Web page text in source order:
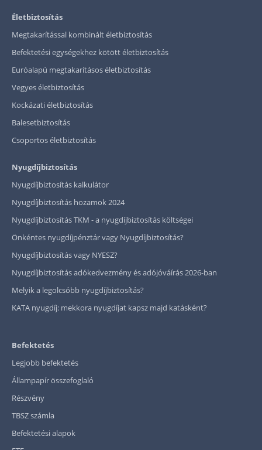
Életbiztosítás
Megtakarítással kombinált életbiztosítás
Befektetési egységekhez kötött életbiztosítás
Euróalapú megtakarításos életbiztosítás
Vegyes életbiztosítás
Kockázati életbiztosítás
Balesetbiztosítás
Csoportos életbiztosítás
Nyugdíjbiztosítás
Nyugdíjbiztosítás kalkulátor
Nyugdíjbiztosítás hozamok 2024
Nyugdíjbiztosítás TKM - a nyugdíjbiztosítás költségei
Önkéntes nyugdíjpénztár vagy Nyugdíjbiztosítás?
Nyugdíjbiztosítás vagy NYESZ?
Nyugdíjbiztosítás adókedvezmény és adójóváírás 2026-ban
Melyik a legolcsóbb nyugdíjbiztosítás?
KATA nyugdíj: mekkora nyugdíjat kapsz majd katásként?
Befektetés
Legjobb befektetés
Állampapír összefoglaló
Részvény
TBSZ számla
Befektetési alapok